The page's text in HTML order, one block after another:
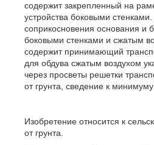
содержит закрепленный на
устройства боковыми
соприкосновения основания и
боковыми стенками и сжатым
содержит принимающий
для обдува сжатым воздухом
через просветы решетки
от грунта, сведение к
Изобретение относится к
от грунта.